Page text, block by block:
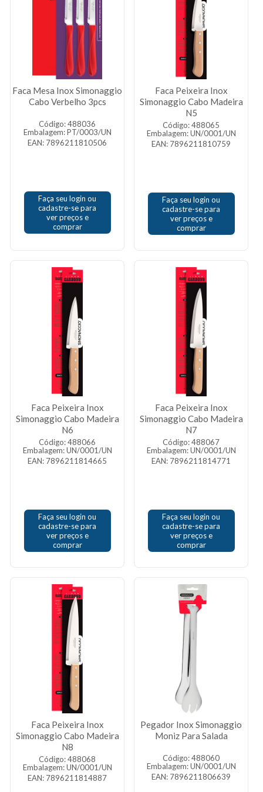
Faca Mesa Inox Simonaggio
Cabo Verbelho 3pcs
Código: 488036
Embalagem: PT/0003/UN
EAN: 7896211810506
Faça seu login ou
cadastre-se para
ver preços e
comprar
Faca Peixeira Inox
Simonaggio Cabo Madeira
N5
Código: 488065
Embalagem: UN/0001/UN
EAN: 7896211810759
Faça seu login ou
cadastre-se para
ver preços e
comprar
Faca Peixeira Inox
Simonaggio Cabo Madeira
N6
Código: 488066
Embalagem: UN/0001/UN
EAN: 7896211814665
Faça seu login ou
cadastre-se para
ver preços e
comprar
Faca Peixeira Inox
Simonaggio Cabo Madeira
N7
Código: 488067
Embalagem: UN/0001/UN
EAN: 7896211814771
Faça seu login ou
cadastre-se para
ver preços e
comprar
Faca Peixeira Inox
Simonaggio Cabo Madeira
N8
Código: 488068
Embalagem: UN/0001/UN
EAN: 7896211814887
Pegador Inox Simonaggio
Moniz Para Salada
Código: 488060
Embalagem: UN/0001/UN
EAN: 7896211806639